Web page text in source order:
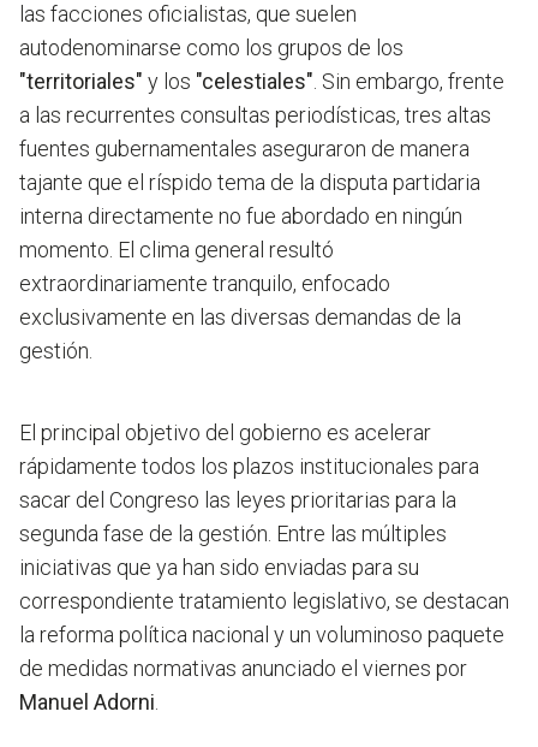
las facciones oficialistas, que suelen
autodenominarse como los grupos de los
"territoriales" y los "celestiales". Sin embargo, frente
a las recurrentes consultas periodísticas, tres altas
fuentes gubernamentales aseguraron de manera
tajante que el ríspido tema de la disputa partidaria
interna directamente no fue abordado en ningún
momento. El clima general resultó
extraordinariamente tranquilo, enfocado
exclusivamente en las diversas demandas de la
gestión.
El principal objetivo del gobierno es acelerar
rápidamente todos los plazos institucionales para
sacar del Congreso las leyes prioritarias para la
segunda fase de la gestión. Entre las múltiples
iniciativas que ya han sido enviadas para su
correspondiente tratamiento legislativo, se destacan
la reforma política nacional y un voluminoso paquete
de medidas normativas anunciado el viernes por
Manuel Adorni.